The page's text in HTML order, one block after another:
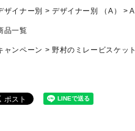
ザイナー別 デザイナー別 （A）
品一覧
ャンペーン 野村のミレービスケッ